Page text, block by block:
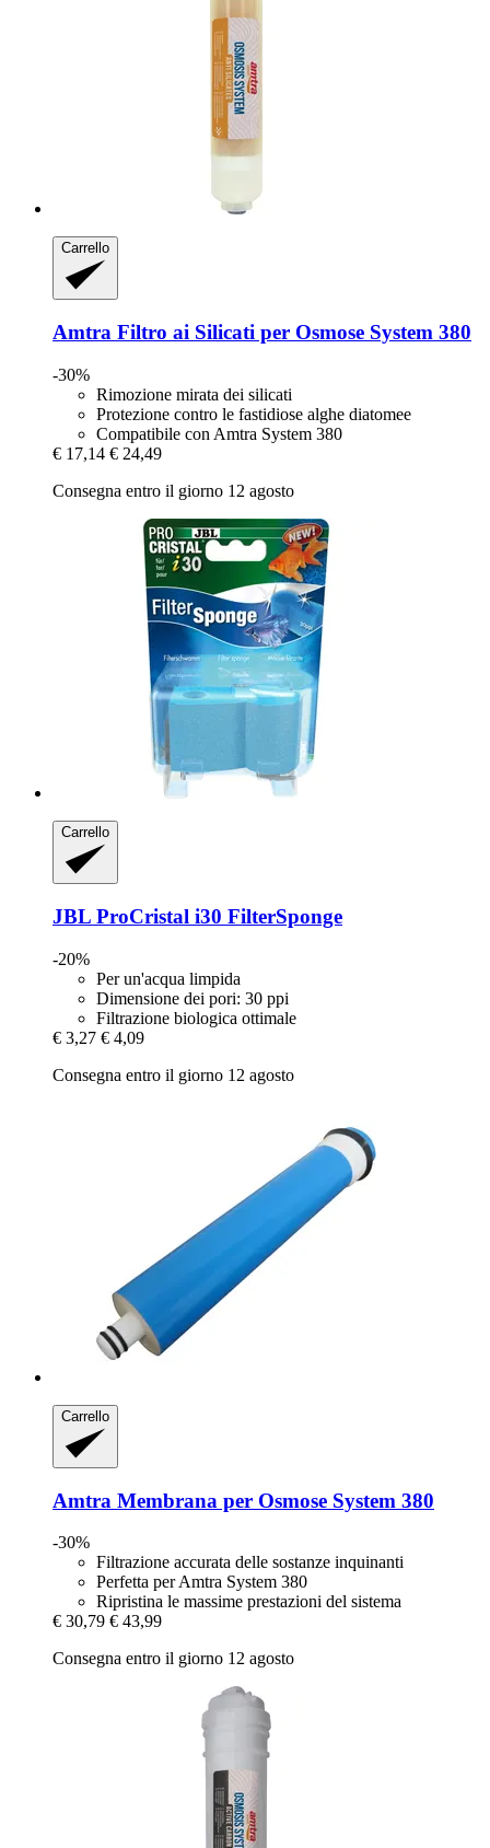
Carrello
Amtra Filtro ai Silicati per Osmose System 380
-30%
Rimozione mirata dei silicati
Protezione contro le fastidiose alghe diatomee
Compatibile con Amtra System 380
€ 17,14 € 24,49
Consegna entro il giorno 12 agosto
Carrello
JBL ProCristal i30 FilterSponge
-20%
Per un'acqua limpida
Dimensione dei pori: 30 ppi
Filtrazione biologica ottimale
€ 3,27 € 4,09
Consegna entro il giorno 12 agosto
Carrello
Amtra Membrana per Osmose System 380
-30%
Filtrazione accurata delle sostanze inquinanti
Perfetta per Amtra System 380
Ripristina le massime prestazioni del sistema
€ 30,79 € 43,99
Consegna entro il giorno 12 agosto